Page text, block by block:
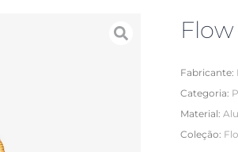
Fabricante:
Categoria:
Material:
Coleção: